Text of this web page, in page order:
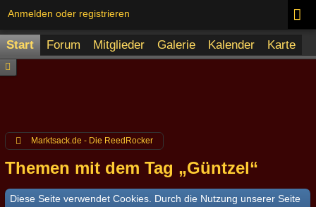
Anmelden oder registrieren
Start Forum Mitglieder Galerie Kalender Karte
Marktsack.de - Die ReedRocker
Themen mit dem Tag „Güntzel“
Diese Seite verwendet Cookies. Durch die Nutzung unserer Seite